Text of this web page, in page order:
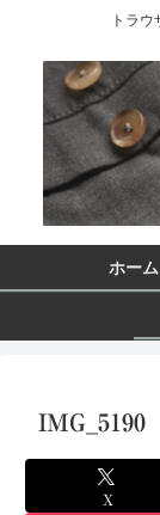
トラ
ホーム
IMG_5190
X